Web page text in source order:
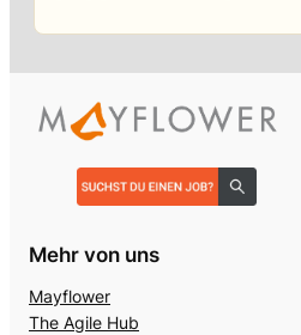
Mehr von uns
Mayflower
The Agile Hub